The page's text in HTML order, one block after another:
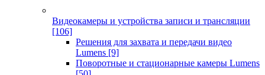
Видеокамеры и устройства записи и трансляции
[106]
Решения для захвата и передачи видео
Lumens [9]
Поворотные и стационарные камеры Lumens